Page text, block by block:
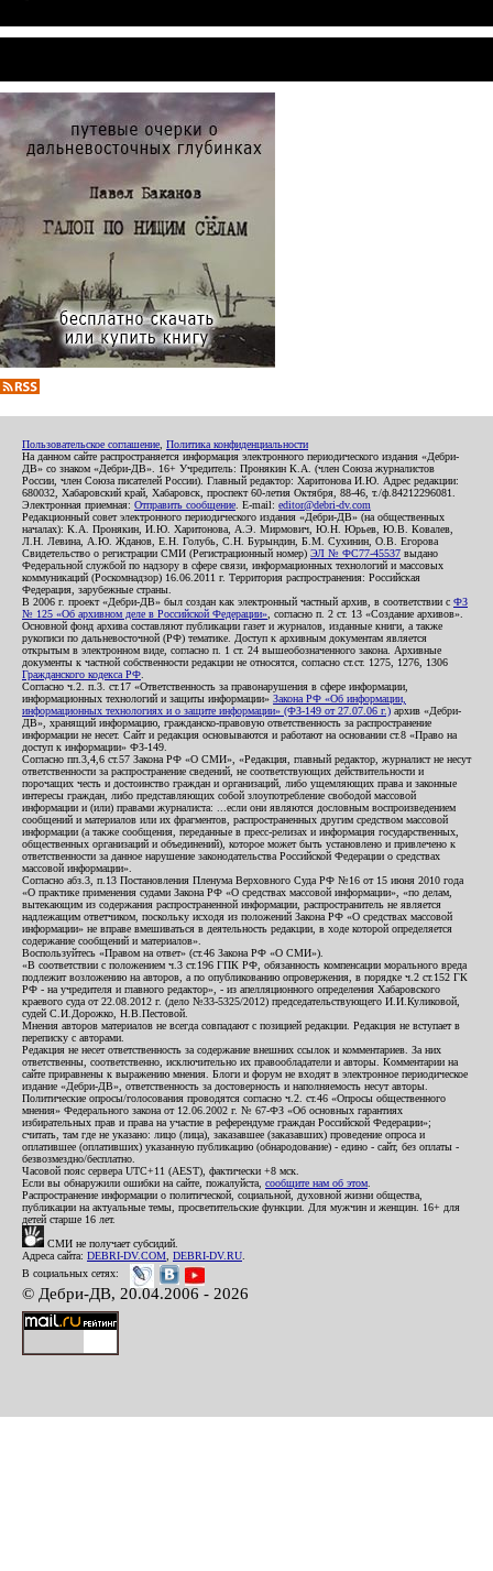
Пользовательское соглашение Политика конфиденциальности
На данном сайте распространяется информация электронного периодического издания «Дебри-
ДВ» со знаком «Дебри-ДВ». 16+ Учредитель: Пронякин К.А. (член Союза журналистов
России, член Союза писателей России). Главный редактор: Харитонова И.Ю. Адрес редакции:
680032, Хабаровский край, Хабаровск, проспект 60-летия Октября, 88-46, т./ф.84212296081.
Электронная приемная: Отправить сообщение . E-mail: editor@debri-dv.com
Редакционный совет электронного периодического издания «Дебри-ДВ» (на общественных
началах): К.А. Пронякин, И.Ю. Харитонова, А.Э. Мирмович, Ю.Н. Юрьев, Ю.В. Ковалев,
Л.Н. Левина, А.Ю. Жданов, Е.Н. Голубь, С.Н. Бурындин, Б.М. Сухинин, О.В. Егорова
Свидетельство о регистрации СМИ (Регистрационный номер) ЭЛ № ФС77-45537 выдано
Федеральной службой по надзору в сфере связи, информационных технологий и массовых
коммуникаций (Роскомнадзор) 16.06.2011 г. Территория распространения: Российская
Федерация, зарубежные страны.
В 2006 г. проект «Дебри-ДВ» был создан как электронный частный архив, в соответствии с ФЗ
№ 125 «Об архивном деле в Российской Федерации» , согласно п. 2 ст. 13 «Создание архивов».
Основной фонд архива составляют публикации газет и журналов, изданные книги, а также
рукописи по дальневосточной (РФ) тематике. Доступ к архивным документам является
открытым в электронном виде, согласно п. 1 ст. 24 вышеобозначенного закона. Архивные
документы к частной собственности редакции не относятся, согласно ст.ст. 1275, 1276, 1306
Гражданского кодекса РФ
Согласно ч.2. п.3. ст.17 «Ответственность за правонарушения в сфере информации,
информационных технологий и защиты информации» Закона РФ «Об информации,
информационных технологиях и о защите информации» (ФЗ-149 от 27.07.06 г.) архив «Дебри-
ДВ», хранящий информацию, гражданско-правовую ответственность за распространение
информации не несет. Сайт и редакция основываются и работают на основании ст.8 «Право на
доступ к информации» ФЗ-149.
Согласно пп.3,4,6 ст.57 Закона РФ «О СМИ», «Редакция, главный редактор, журналист не несут
ответственности за распространение сведений, не соответствующих действительности и
порочащих честь и достоинство граждан и организаций, либо ущемляющих права и законные
интересы граждан, либо представляющих собой злоупотребление свободой массовой
информации и (или) правами журналиста: ...если они являются дословным воспроизведением
сообщений и материалов или их фрагментов, распространенных другим средством массовой
информации (а также сообщения, переданные в пресс-релизах и информация государственных,
общественных организаций и объединений), которое может быть установлено и привлечено к
ответственности за данное нарушение законодательства Российской Федерации о средствах
массовой информации».
Согласно абз.3, п.13 Постановления Пленума Верховного Суда РФ №16 от 15 июня 2010 года
«О практике применения судами Закона РФ «О средствах массовой информации», «по делам,
вытекающим из содержания распространенной информации, распространитель не является
надлежащим ответчиком, поскольку исходя из положений Закона РФ «О средствах массовой
информации» не вправе вмешиваться в деятельность редакции, в ходе которой определяется
содержание сообщений и материалов».
Воспользуйтесь «Правом на ответ» (ст.46 Закона РФ «О СМИ»).
«В соответствии с положением ч.3 ст.196 ГПК РФ, обязанность компенсации морального вреда
подлежит возложению на авторов, а по опубликованию опровержения, в порядке ч.2 ст.152 ГК
РФ - на учредителя и главного редактор», - из апелляционного определения Хабаровского
краевого суда от 22.08.2012 г. (дело №33-5325/2012) председательствующего И.И.Куликовой,
судей С.И.Дорожко, Н.В.Пестовой.
Мнения авторов материалов не всегда совпадают с позицией редакции. Редакция не вступает в
переписку с авторами.
Редакция не несет ответственность за содержание внешних ссылок и комментариев. За них
ответственны, соответственно, исключительно их правообладатели и авторы. Комментарии на
сайте приравнены к выражению мнения. Блоги и форум не входят в электронное периодическое
издание «Дебри-ДВ», ответственность за достоверность и наполняемость несут авторы.
Политические опросы/голосования проводятся согласно ч.2. ст.46 «Опросы общественного
мнения» Федерального закона от 12.06.2002 г. № 67-ФЗ «Об основных гарантиях
избирательных прав и права на участие в референдуме граждан Российской Федерации»;
считать, там где не указано: лицо (лица), заказавшее (заказавших) проведение опроса и
оплатившее (оплативших) указанную публикацию (обнародование) - едино - сайт, без оплаты -
безвозмездно/бесплатно.
Часовой пояс сервера UTC+11 (AEST), фактически +8 мск.
Если вы обнаружили ошибки на сайте, пожалуйста, сообщите нам об этом
Распространение информации о политической, социальной, духовной жизни общества,
публикации на актуальные темы, просветительские функции. Для мужчин и женщин. 16+ для
детей старше 16 лет.
СМИ не получает субсидий.
Адреса сайта: DEBRI-DV.COM DEBRI-DV.RU
В социальных сетях:
© Дебри-ДВ, 20.04.2006 - 2026